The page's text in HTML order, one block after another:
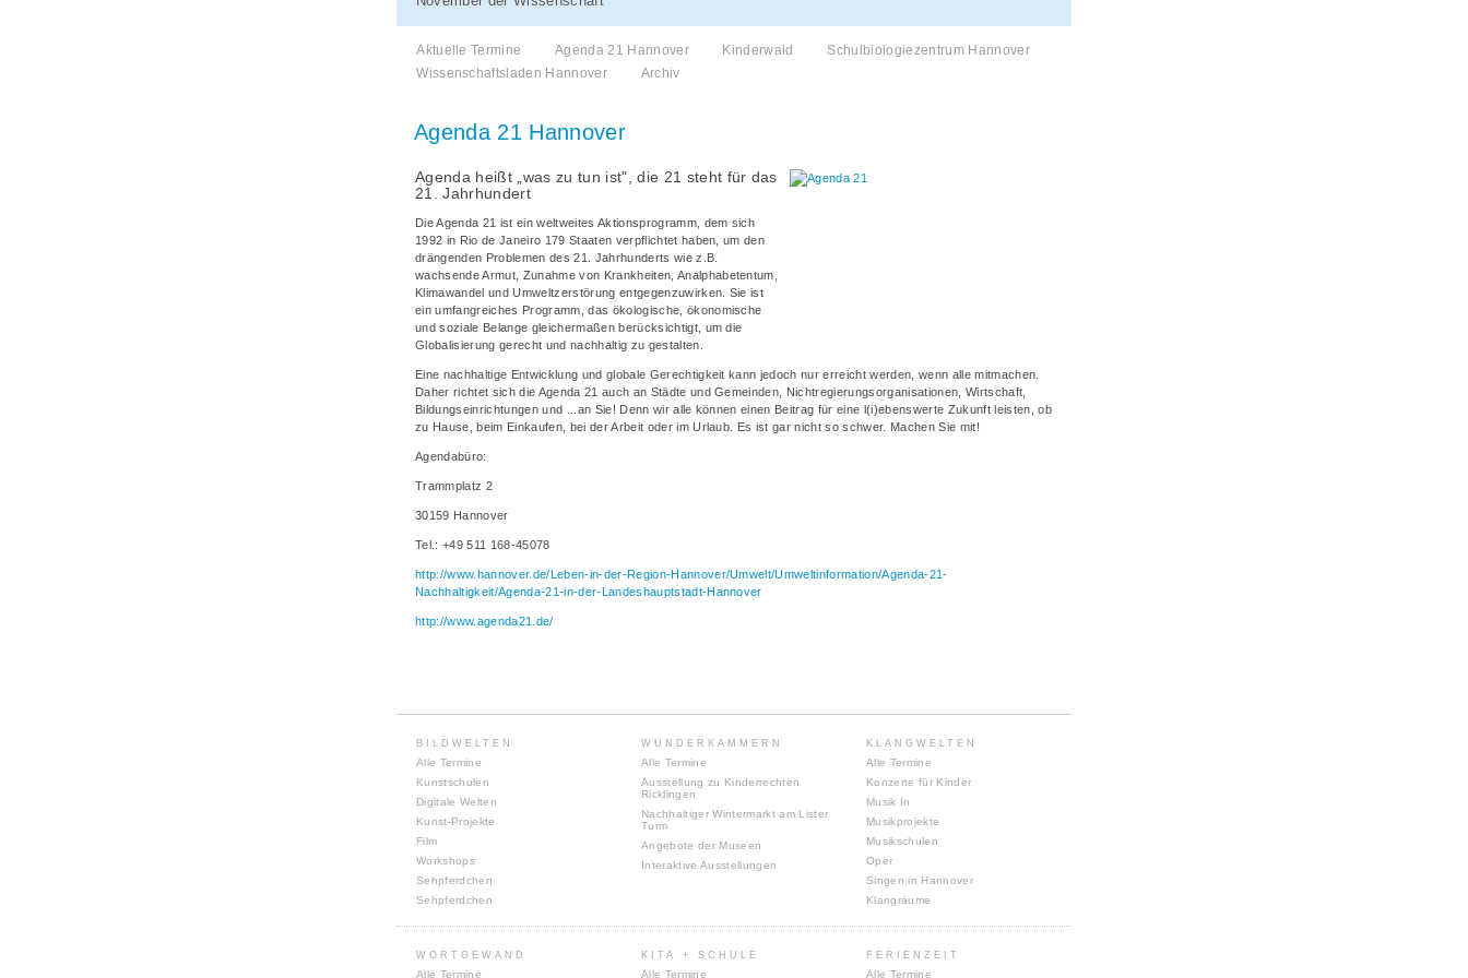
Aktuelle Termine Agenda 21 Hannover Kinderwald
Schulbiologiezentrum Hannover
Wissenschaftsladen Hannover
Archiv
Agenda 21 Hannover
Agenda heißt „was zu tun ist", die 21 steht für das
21. Jahrhundert
Die Agenda 21 ist ein weltweites Aktionsprogramm, dem sich
1992 in Rio de Janeiro 179 Staaten verpflichtet haben, um den
drängenden Problemen des 21. Jahrhunderts wie z.B.
wachsende Armut, Zunahme von Krankheiten, Analphabetentum,
Klimawandel und Umweltzerstörung entgegenzuwirken. Sie ist
ein umfangreiches Programm, das ökologische, ökonomische
und soziale Belange gleichermaßen berücksichtigt, um die
Globalisierung gerecht und nachhaltig zu gestalten.
Eine nachhaltige Entwicklung und globale Gerechtigkeit kann jedoch nur erreicht werden, wenn alle mitmachen.
Daher richtet sich die Agenda 21 auch an Städte und Gemeinden, Nichtregierungsorganisationen, Wirtschaft,
Bildungseinrichtungen und ...an Sie! Denn wir alle können einen Beitrag für eine l(i)ebenswerte Zukunft leisten, ob
zu Hause, beim Einkaufen, bei der Arbeit oder im Urlaub. Es ist gar nicht so schwer. Machen Sie mit!
Agendabüro:
Trammplatz 2
30159 Hannover
Tel.: +49 511 168-45078
http://www.hannover.de/Leben-in-der-Region-Hannover/Umwelt/Umweltinformation/Agenda-21-
Nachhaltigkeit/Agenda-21-in-der-Landeshauptstadt-Hannover
http://www.agenda21.de/
BILDWELTEN
Alle Termine
Kunstschulen
Digitale Welten
Kunst-Projekte
Film
Workshops
Sehpferdchen
Sehpferdchen
WUNDERKAMMERN
Alle Termine
Ausstellung zu Kinderrechten
Ricklingen
Nachhaltiger Wintermarkt am Lister
Turm
Angebote der Museen
Interaktive Ausstellungen
KLANGWELTEN
Alle Termine
Konzerte für Kinder
Musik In
Musikprojekte
Musikschulen
Oper
Singen in Hannover
Klangräume
WORTGEWAND
Alle Termine
KITA + SCHULE
Alle Termine
FERIENZEIT
Alle Termine